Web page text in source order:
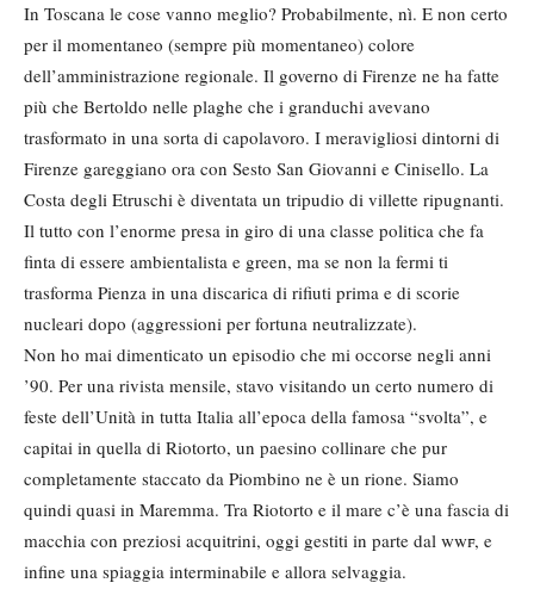
In Toscana le cose vanno meglio? Probabilmente, nì. E non certo
per il momentaneo (sempre più momentaneo) colore
dell’amministrazione regionale. Il governo di Firenze ne ha fatte
più che Bertoldo nelle plaghe che i granduchi avevano
trasformato in una sorta di capolavoro. I meravigliosi dintorni di
Firenze gareggiano ora con Sesto San Giovanni e Cinisello. La
Costa degli Etruschi è diventata un tripudio di villette ripugnanti.
Il tutto con l’enorme presa in giro di una classe politica che fa
finta di essere ambientalista e green, ma se non la fermi ti
trasforma Pienza in una discarica di rifiuti prima e di scorie
nucleari dopo (aggressioni per fortuna neutralizzate).
Non ho mai dimenticato un episodio che mi occorse negli anni
’90. Per una rivista mensile, stavo visitando un certo numero di
feste dell’Unità in tutta Italia all’epoca della famosa “svolta”, e
capitai in quella di Riotorto, un paesino collinare che pur
completamente staccato da Piombino ne è un rione. Siamo
quindi quasi in Maremma. Tra Riotorto e il mare c’è una fascia di
macchia con preziosi acquitrini, oggi gestiti in parte dal wwf, e
infine una spiaggia interminabile e allora selvaggia.